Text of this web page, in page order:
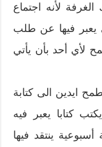
لأنه اجتماع
يعبر فيها عن طلب
لأي أحد بأن يأتي
ايدين الى كتابة
كتابا يعبر فيه
ينتقد فيها